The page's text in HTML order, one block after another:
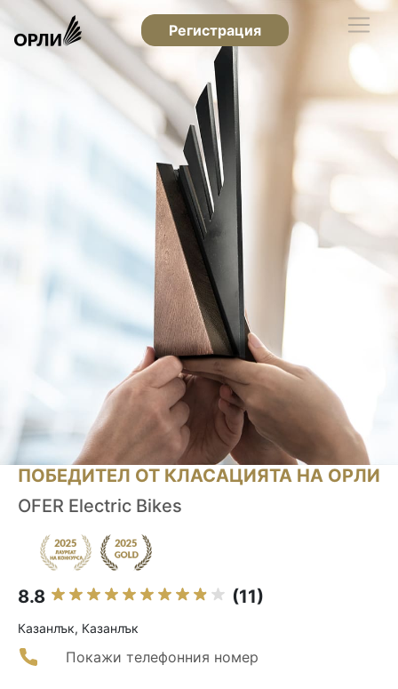
Регистрация
ПОБЕДИТЕЛ ОТ КЛАСАЦИЯТА НА ОРЛИ
OFER Electric Bikes
8.8 (11)
Казанлък, Казанлък
Покажи телефонния номер